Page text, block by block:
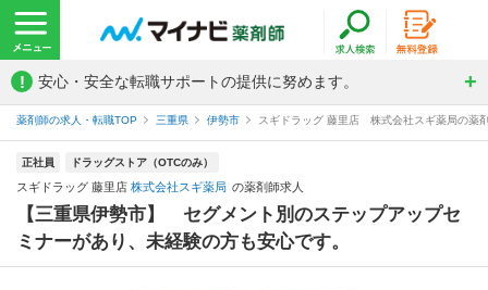
! 安心・安全な転職サポートの提供に努めます。
薬剤師の求人・転職TOP 三重県 伊勢市 スギドラッグ 藤里店 株式会社スギ薬局の薬
正社員 ドラッグストア（OTCのみ）
スギドラッグ 藤里店 株式会社スギ薬局 の薬剤師求人
【三重県伊勢市】 セグメント別のステップアップセ
ミナーがあり、未経験の方も安心です。